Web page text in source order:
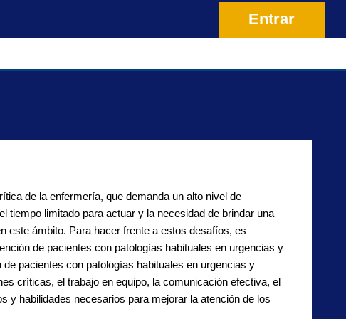
Entrar
de la enfermería, que demanda un alto nivel de
tiempo limitado para actuar y la necesidad de brindar una
este ámbito. Para hacer frente a estos desafíos, es
de pacientes con patologías habituales en urgencias y
pacientes con patologías habituales en urgencias y
críticas, el trabajo en equipo, la comunicación efectiva, el
y habilidades necesarios para mejorar la atención de los